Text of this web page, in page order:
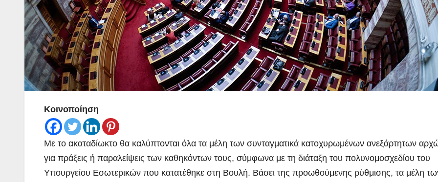
Κοινοποίηση
Με το ακαταδίωκτο θα καλύπτονται όλα τα μέλη των συνταγματικά κατοχυρωμένων ανεξάρτητων
για πράξεις ή παραλείψεις των καθηκόντων τους, σύμφωνα με τη διάταξη του πολυνομοσχεδίου του
Υπουργείου Εσωτερικών που κατατέθηκε στη Βουλή. Βάσει της προωθούμενης ρύθμισης, τα μέλη